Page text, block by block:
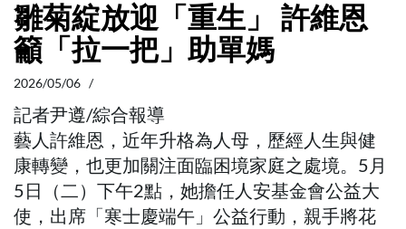
雛菊綻放迎「重生」 許維恩
籲「拉一把」助單媽
2026/05/06 /
記者尹遵/綜合報導
藝人許維恩，近年升格為人母，歷經人生與健
康轉變，也更加關注面臨困境家庭之處境。5月
5日（二）下午2點，她擔任人安基金會公益大
使，出席「寒士慶端午」公益行動，親手將花